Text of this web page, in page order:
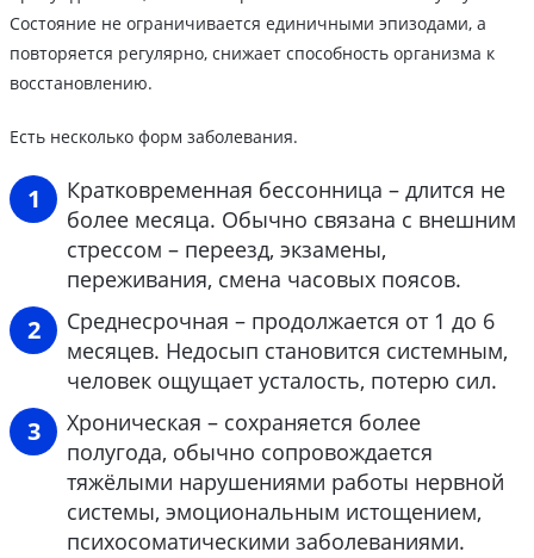
Состояние не ограничивается единичными эпизодами, а
повторяется регулярно, снижает способность организма к
восстановлению.
Есть несколько форм заболевания.
Кратковременная бессонница – длится не
более месяца. Обычно связана с внешним
стрессом – переезд, экзамены,
переживания, смена часовых поясов.
Среднесрочная – продолжается от 1 до 6
месяцев. Недосып становится системным,
человек ощущает усталость, потерю сил.
Хроническая – сохраняется более
полугода, обычно сопровождается
тяжёлыми нарушениями работы нервной
системы, эмоциональным истощением,
психосоматическими заболеваниями.